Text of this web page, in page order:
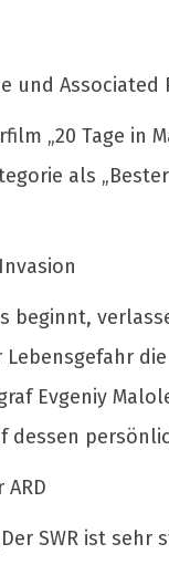
und Associated
„20 Tage in
als
beginnt,
Evgeniy
dessen
SWR ist